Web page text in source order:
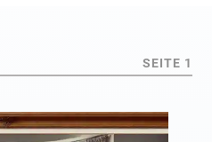
SEITE 1